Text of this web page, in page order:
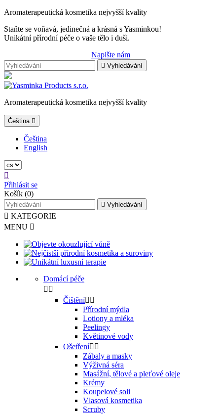
Aromaterapeutická kosmetika nejvyšší kvality
Staňte se voňavá, jedinečná a krásná s Yasminkou!
Unikátní přírodní péče o vaše tělo i duši.
Napište nám
 Vyhledávání
Aromaterapeutická kosmetika nejvyšší kvality
Čeština 
Čeština
English

Přihlásit se
Košík (0)
 Vyhledávání
 KATEGORIE
MENU 
Domácí péče
 
Čištění 
Přírodní mýdla
Lotiony a mléka
Peelingy
Květinové vody
Ošetření 
Zábaly a masky
Výživná séra
Masážní, tělové a pleťové oleje
Krémy
Koupelové soli
Vlasová kosmetika
Scruby